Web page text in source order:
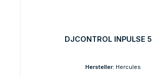
DJCONTROL INPULSE
Hersteller: Hercules